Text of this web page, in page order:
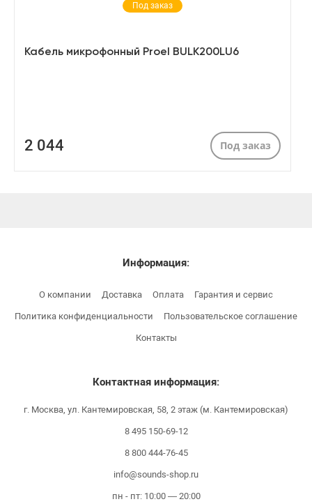
Под заказ
Кабель микрофонный Proel BULK200LU6
2 044 Под заказ
Информация:
О компании Доставка Оплата Гарантия и сервис
Политика конфиденциальности Пользовательское соглашение
Контакты
Контактная информация:
г. Москва, ул. Кантемировская, 58, 2 этаж (м. Кантемировская)
8 495 150-69-12
8 800 444-76-45
info@sounds-shop.ru
пн - пт: 10:00 — 20:00